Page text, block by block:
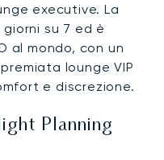
executive. La
su 7 ed è
al mondo, con un
lounge VIP
e discrezione.
Planning